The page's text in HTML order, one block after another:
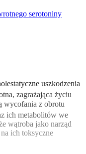
serotoniny
uszkodzenia
zagrażająca życiu
wycofania z obrotu
ich metabolitów we
wątroba jako narząd
ich toksyczne